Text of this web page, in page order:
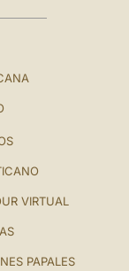
VIRTUAL
PAPALES